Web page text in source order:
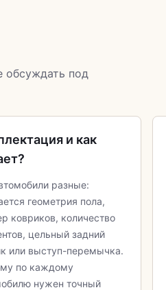
обсуждать под
и как
разные:
геометрия пола,
ковриков, количество
цельный задний
или выступ-перемычка.
по каждому
нужен точный